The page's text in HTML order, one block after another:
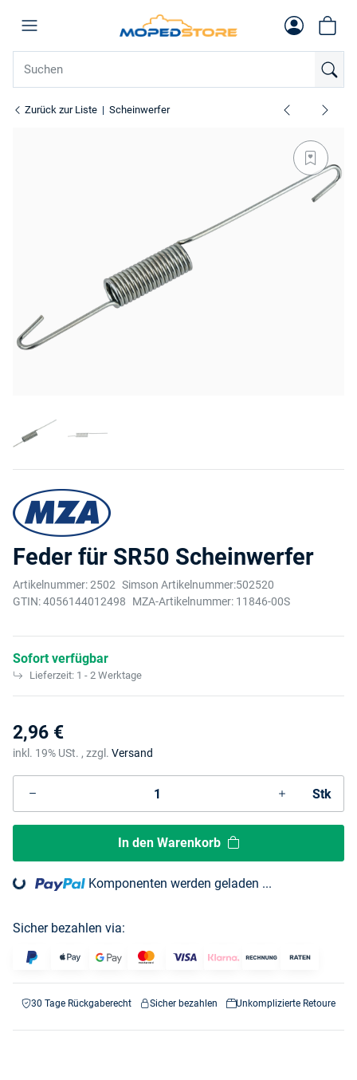
Zurück zur Liste Scheinwerfer
Feder für SR50 Scheinwerfer
Artikelnummer:2502 Simson Artikelnummer:502520
GTIN:4056144012498 MZA-Artikelnummer: 11846-00S
Sofort verfügbar
Lieferzeit: 1 - 2 Werktage
2,96 €
inkl. 19% USt. , zzgl. Versand
Stk
In den Warenkorb
Loading... Komponenten werden geladen ...
Sicher bezahlen via:
30 Tage Rückgaberecht Sicher bezahlen Unkomplizierte Retoure